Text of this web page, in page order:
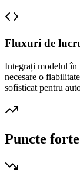
Fluxuri de
Integrați modelul în
necesare o
sofisticat pentru
Puncte forte